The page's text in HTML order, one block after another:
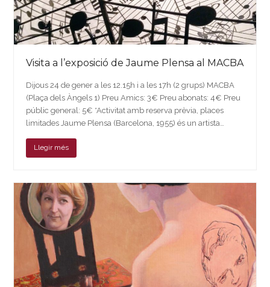
Visita a l’exposició de Jaume Plensa al MACBA
Dijous 24 de gener a les 12.15h i a les 17h (2 grups) MACBA
(Plaça dels Àngels 1) Preu Amics: 3€ Preu abonats: 4€ Preu
públic general: 5€ *Activitat amb reserva prèvia, places
limitades Jaume Plensa (Barcelona, 1955) és un artista…
Llegir més